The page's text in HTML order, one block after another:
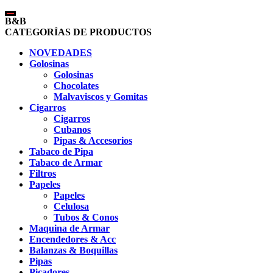
B&B
CATEGORÍAS DE PRODUCTOS
NOVEDADES
Golosinas
Golosinas
Chocolates
Malvaviscos y Gomitas
Cigarros
Cigarros
Cubanos
Pipas & Accesorios
Tabaco de Pipa
Tabaco de Armar
Filtros
Papeles
Papeles
Celulosa
Tubos & Conos
Maquina de Armar
Encendedores & Acc
Balanzas & Boquillas
Pipas